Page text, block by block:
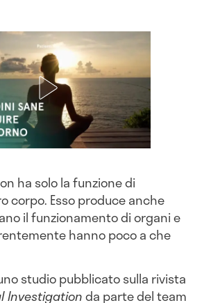
ha solo la funzione di
corpo. Esso produce anche
il funzionamento di organi e
hanno poco a che
studio pubblicato sulla rivista
Investigationda parte del team